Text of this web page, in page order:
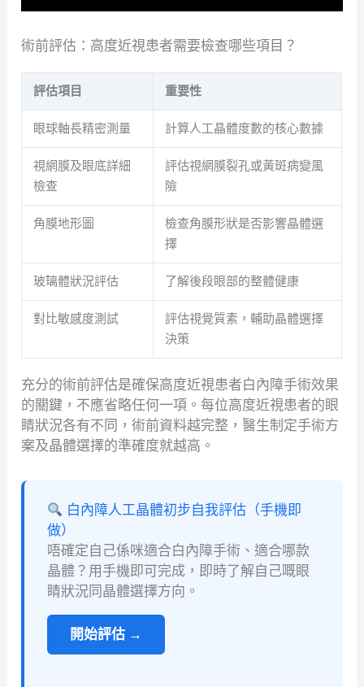
術前評估：高度近視患者需要檢查哪些項目？
評估項目 重要性
眼球軸長精密測量 計算人工晶體度數的核心數據
視網膜及眼底詳細
檢查
評估視網膜裂孔或黃斑病變風
險
角膜地形圖
檢查角膜形狀是否影響晶體選
擇
玻璃體狀況評估 了解後段眼部的整體健康
對比敏感度測試
評估視覺質素，輔助晶體選擇
決策
充分的術前評估是確保高度近視患者白內障手術效果
的關鍵，不應省略任何一項。每位高度近視患者的眼
睛狀況各有不同，術前資料越完整，醫生制定手術方
案及晶體選擇的準確度就越高。
白內障人工晶體初步自我評估（手機即
做）
唔確定自己係咪適合白內障手術、適合哪款
晶體？用手機即可完成，即時了解自己嘅眼
睛狀況同晶體選擇方向。
開始評估 →